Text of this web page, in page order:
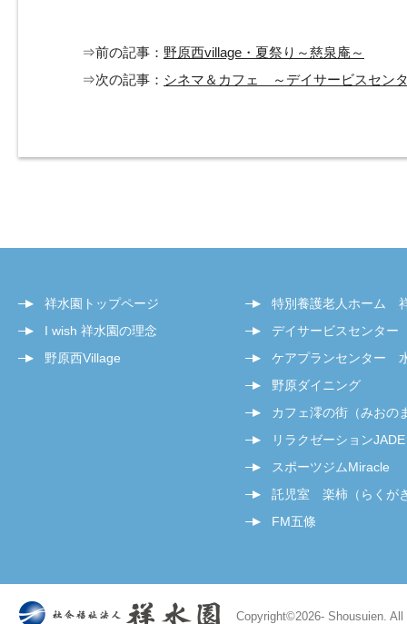
⇒前の記事： 野原西village・夏祭り～慈泉庵～
⇒次の記事： シネマ＆カフェ ～デイサービスセン
祥水園トップページ
I wish 祥水園の理念
野原西Village
特別養護老人ホーム
デイサービスセンタ
ケアプランセンター
野原ダイニング
カフェ澪の街（みおの
リラクゼーションJADE
スポーツジムMiracle
託児室 楽柿（らくが
FM五條
Copyright©2026- Shousuien.